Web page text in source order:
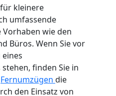
kleinere
umfassende
wie den
Büros. Wenn Sie vor
finden Sie in
Fernumzügen die
den Einsatz von